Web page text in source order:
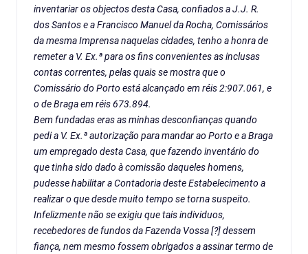
inventariar os objectos desta Casa, confiados a J.J. R.
dos Santos e a Francisco Manuel da Rocha, Comissários
da mesma Imprensa naquelas cidades, tenho a honra de
remeter a V. Ex.ª para os fins convenientes as inclusas
contas correntes, pelas quais se mostra que o
Comissário do Porto está alcançado em réis 2:907.061, e
o de Braga em réis 673.894.
Bem fundadas eras as minhas desconfianças quando
pedi a V. Ex.ª autorização para mandar ao Porto e a Braga
um empregado desta Casa, que fazendo inventário do
que tinha sido dado à comissão daqueles homens,
pudesse habilitar a Contadoria deste Estabelecimento a
realizar o que desde muito tempo se torna suspeito.
Infelizmente não se exigiu que tais individuos,
recebedores de fundos da Fazenda Vossa [?] dessem
fiança, nem mesmo fossem obrigados a assinar termo de